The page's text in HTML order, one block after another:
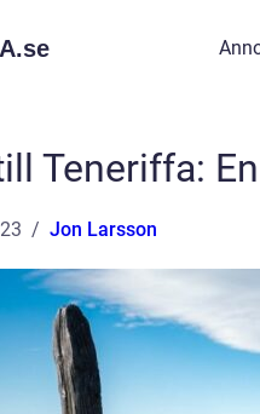
se
Teneriffa:
Jon Larsson